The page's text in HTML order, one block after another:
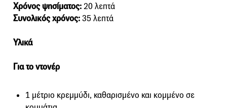
Χρόνος ψησίματος:20 λεπτά
Συνολικός χρόνος:35 λεπτά
Υλικά
Για το ντονέρ
1 μέτριο κρεμμύδι, καθαρισμένο και κομμένο σε